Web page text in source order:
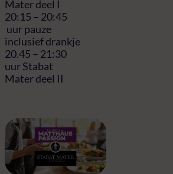
Mater deel I
20:15 – 20:45
uur pauze
inclusief drankje
20.45 – 21:30
uur Stabat
Mater deel II